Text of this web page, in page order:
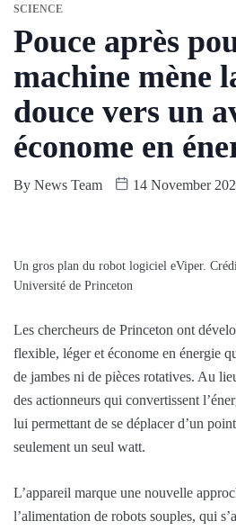
SCIENCE
Pouce après
machine mène
douce vers un
économe en
By News Team 14 November
Un gros plan du robot logiciel eViper.
Université de Princeton
Les chercheurs de Princeton ont
flexible, léger et économe en énergie
de jambes ni de pièces rotatives. Au
des actionneurs qui convertissent
lui permettant de se déplacer d’un
seulement un seul watt.
L’appareil marque une nouvelle
l’alimentation de robots souples, qui